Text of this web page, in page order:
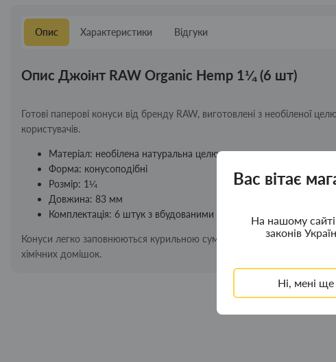
Вас вітає
На нашому
законів
Ні, мені
Опис Характеристики Відгуки
Опис Джоінт RAW Organic Hemp 1¼ (6 шт)
Готові паперові конуси від бренду RAW, виготовлені з необіленої
користувачів.
Матеріал: необілена натуральна целюлоза
Форма: конусоподібні
Розмір: 1¼
Довжина: 83 мм
Комплектація: 6 штук з вбудованими фільтрами (тіпсами)
Конуси легко заповнюються курильною сумішшю та забезпечують
хімічних домішок.